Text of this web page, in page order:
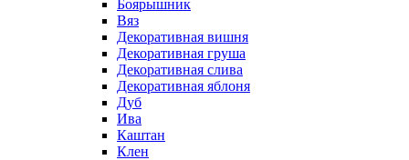
Боярышник
Вяз
Декоративная вишня
Декоративная груша
Декоративная слива
Декоративная яблоня
Дуб
Ива
Каштан
Клен